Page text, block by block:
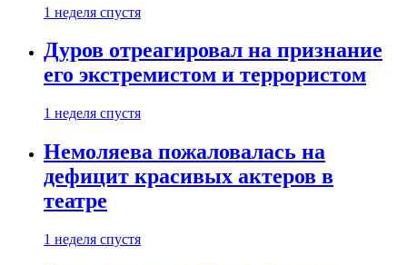
1 неделя спустя
Дуров отреагировал на признание
его экстремистом и террористом
1 неделя спустя
Немоляева пожаловалась на
дефицит красивых актеров в
театре
1 неделя спустя